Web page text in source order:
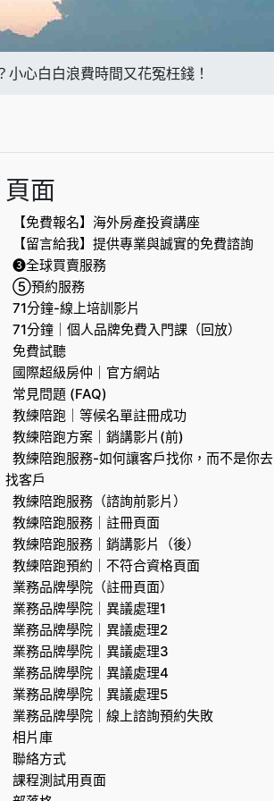
心白白浪費時間又花冤枉錢！
頁面
【免費報名】海外房產投資講座
【留言給我】提供專業與誠實的免費諮詢
❸全球買賣服務
⑤預約服務
71分鐘-線上培訓影片
71分鐘｜個人品牌免費入門課（回放）
免費試聽
國際超級房仲｜官方網站
常見問題 (FAQ)
教練陪跑｜等候名單註冊成功
教練陪跑方案｜銷講影片(前)
教練陪跑服務-如何讓客戶找你，而不是你去
找客戶
教練陪跑服務（諮詢前影片）
教練陪跑服務｜註冊頁面
教練陪跑服務｜銷講影片（後）
教練陪跑預約｜不符合資格頁面
業務品牌學院（註冊頁面）
業務品牌學院｜異議處理1
業務品牌學院｜異議處理2
業務品牌學院｜異議處理3
業務品牌學院｜異議處理4
業務品牌學院｜異議處理5
業務品牌學院｜線上諮詢預約失敗
相片庫
聯絡方式
課程測試用頁面